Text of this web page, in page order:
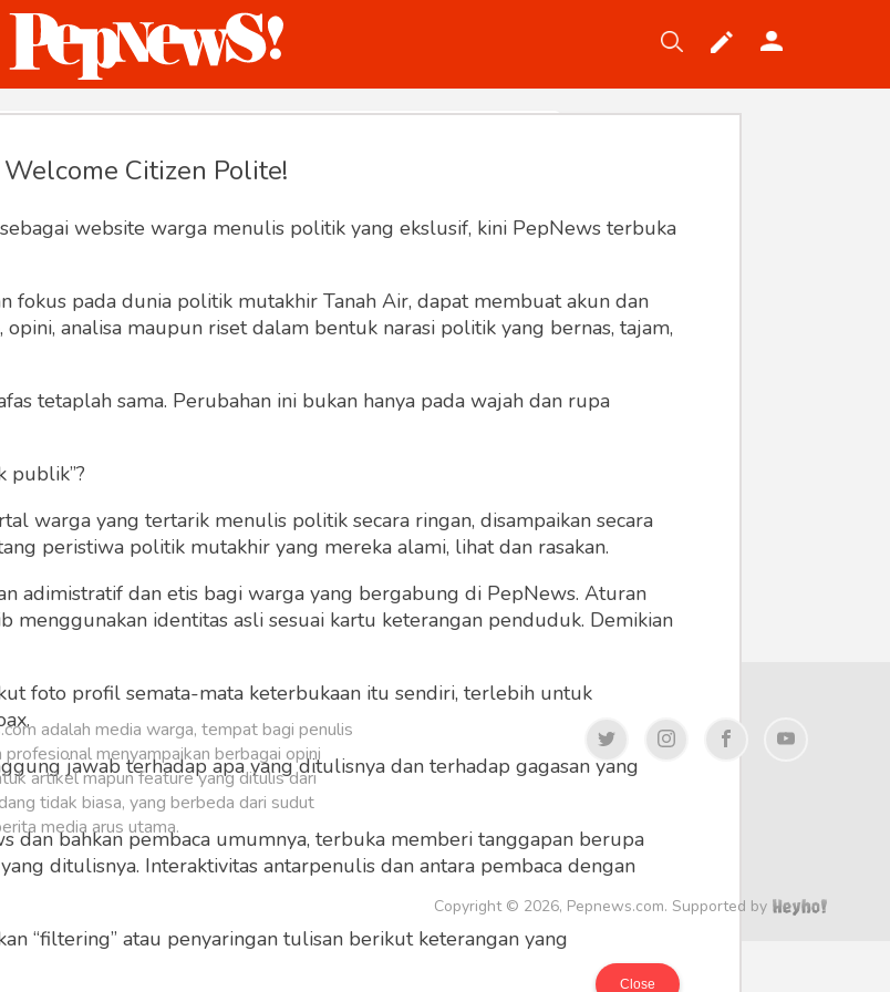
Lupa Sandi
Buat Akun Baru
Welcome Citizen Polite!
website warga menulis politik yang ekslusif, kini PepNews terbuka
fokus pada dunia politik mutakhir Tanah Air, dapat membuat akun dan
analisa maupun riset dalam bentuk narasi politik yang bernas, tajam,
tetaplah sama. Perubahan ini bukan hanya pada wajah dan rupa
publik”?
warga yang tertarik menulis politik secara ringan, disampaikan secara
peristiwa politik mutakhir yang mereka alami, lihat dan rasakan.
adimistratif dan etis bagi warga yang bergabung di PepNews. Aturan
menggunakan identitas asli sesuai kartu keterangan penduduk. Demikian
foto profil semata-mata keterbukaan itu sendiri, terlebih untuk
jawab terhadap apa yang ditulisnya dan terhadap gagasan yang
dan bahkan pembaca umumnya, terbuka memberi tanggapan berupa
ditulisnya. Interaktivitas antarpenulis dan antara pembaca dengan
“filtering” atau penyaringan tulisan berikut keterangan yang
Close
adalah media warga, tempat bagi penulis
profesional menyampaikan berbagai opini
artikel mapun feature yang ditulis dari
tidak biasa, yang berbeda dari sudut
media arus utama.
Copyright © 2026, Pepnews.com. Supported by